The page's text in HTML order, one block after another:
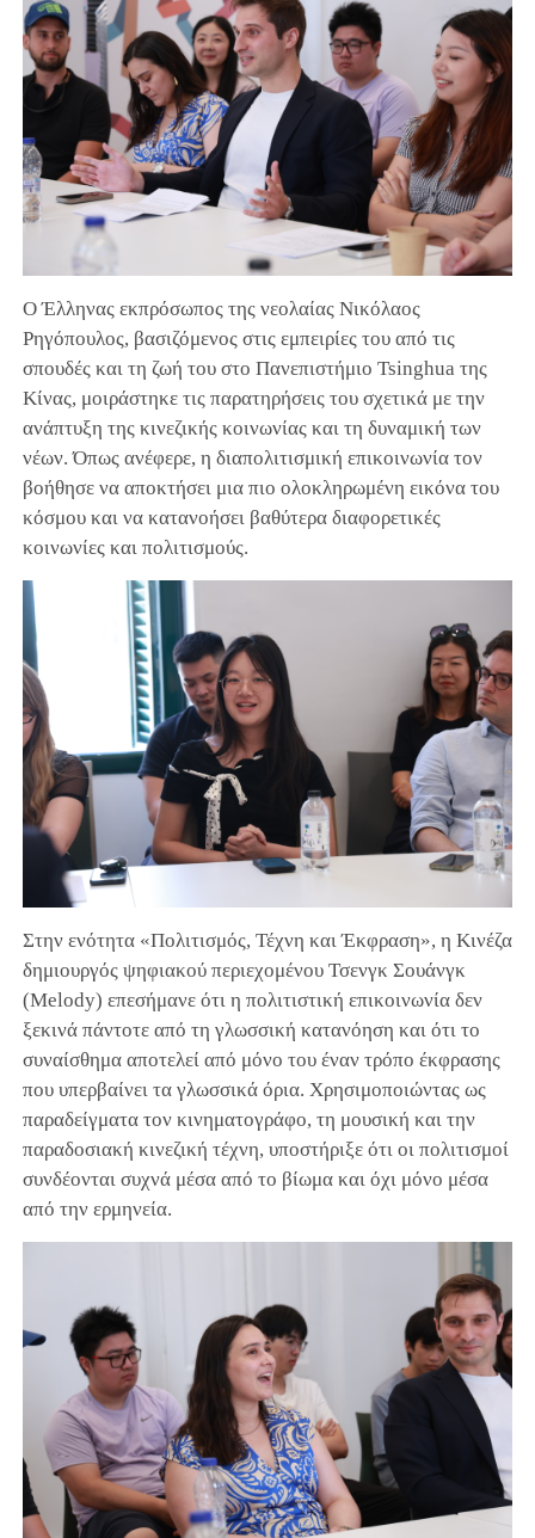
Ο Έλληνας εκπρόσωπος της νεολαίας Νικόλαος
Ρηγόπουλος, βασιζόμενος στις εμπειρίες του από τις
σπουδές και τη ζωή του στο Πανεπιστήμιο Tsinghua της
Κίνας, μοιράστηκε τις παρατηρήσεις του σχετικά με την
ανάπτυξη της κινεζικής κοινωνίας και τη δυναμική των
νέων. Όπως ανέφερε, η διαπολιτισμική επικοινωνία τον
βοήθησε να αποκτήσει μια πιο ολοκληρωμένη εικόνα του
κόσμου και να κατανοήσει βαθύτερα διαφορετικές
κοινωνίες και πολιτισμούς.
Στην ενότητα «Πολιτισμός, Τέχνη και Έκφραση», η Κινέζα
δημιουργός ψηφιακού περιεχομένου Τσενγκ Σουάνγκ
(Melody) επεσήμανε ότι η πολιτιστική επικοινωνία δεν
ξεκινά πάντοτε από τη γλωσσική κατανόηση και ότι το
συναίσθημα αποτελεί από μόνο του έναν τρόπο έκφρασης
που υπερβαίνει τα γλωσσικά όρια. Χρησιμοποιώντας ως
παραδείγματα τον κινηματογράφο, τη μουσική και την
παραδοσιακή κινεζική τέχνη, υποστήριξε ότι οι πολιτισμοί
συνδέονται συχνά μέσα από το βίωμα και όχι μόνο μέσα
από την ερμηνεία.